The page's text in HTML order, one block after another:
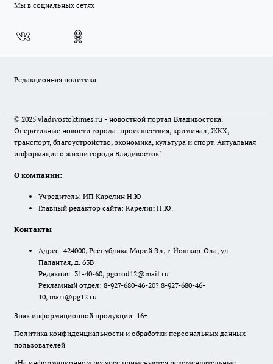
Мы в социальных сетях
Редакционная политика
© 2025 vladivostoktimes.ru - новостной портал Владивостока.
Оперативные новости города: происшествия, криминал, ЖКХ,
транспорт, благоустройство, экономика, культура и спорт. Актуальная
информация о жизни города Владивосток"
О компании:
Учредитель: ИП Карелин Н.Ю
Главный редактор сайта: Карелин Н.Ю.
Контакты
Адрес: 424000, Республика Марий Эл, г. Йошкар-Ола, ул.
Палантая, д. 63В
Редакция: 31-40-60, pgorod12@mail.ru
Рекламный отдел: 8-927-680-46-20? 8-927-680-46-
10, mari@pg12.ru
Знак информационной продукции: 16+.
Политика конфиденциальности и обработки персональных данных
пользователей